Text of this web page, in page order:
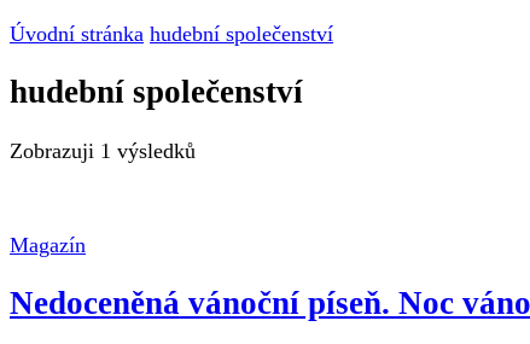
Úvodní stránka hudební společenství
hudební společenství
Zobrazuji 1 výsledků
Magazín
Nedoceněná vánoční píseň. Noc